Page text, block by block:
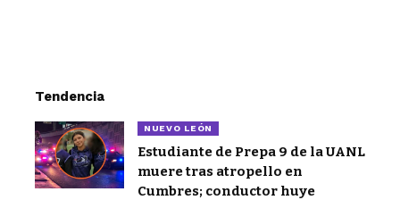
Tendencia
NUEVO LEÓN
Estudiante de Prepa 9 de la UANL
muere tras atropello en
Cumbres; conductor huye